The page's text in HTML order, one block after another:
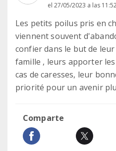
el 27/05/2023 a las
Les petits poilus pris en
viennent souvent
confier dans le but de
famille , leurs apporter
cas de caresses, leur
priorité pour un avenir
Comparte